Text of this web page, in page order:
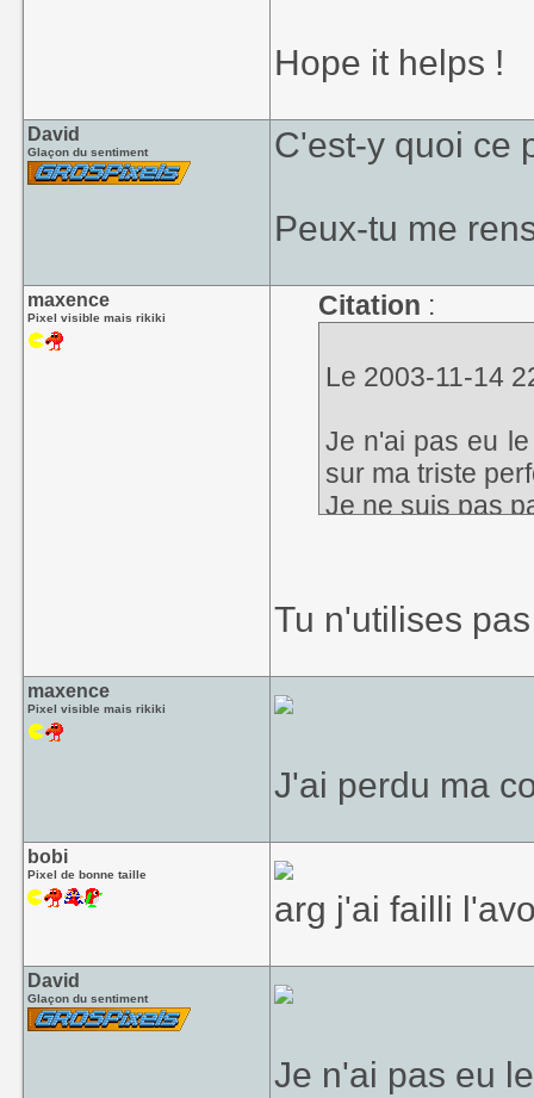
Hope it helps !
David
Glaçon du sentiment C'est-y quoi ce
Peux-tu me
maxence
Pixel visible mais rikiki Citation :
Le 2003-11-14
Je n'ai pas eu
sur ma triste
Je ne suis pas
accès
prend parfois
Tu n'utilises
maxence
Pixel visible mais rikiki
J'ai perdu ma
bobi
Pixel de bonne taille
arg j'ai failli
David
Glaçon du sentiment
Je n'ai pas eu